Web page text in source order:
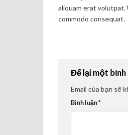
aliquam erat volutpat.
commodo consequat.
Để lại một bình
Email của bạn sẽ
Bình luận*